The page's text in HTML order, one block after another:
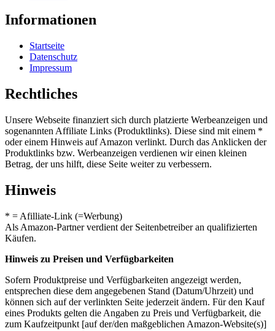
Informationen
Startseite
Datenschutz
Impressum
Rechtliches
Unsere Webseite finanziert sich durch platzierte Werbeanzeigen und
sogenannten Affiliate Links (Produktlinks). Diese sind mit einem *
oder einem Hinweis auf Amazon verlinkt. Durch das Anklicken der
Produktlinks bzw. Werbeanzeigen verdienen wir einen kleinen
Betrag, der uns hilft, diese Seite weiter zu verbessern.
Hinweis
* = Afilliate-Link (=Werbung)
Als Amazon-Partner verdient der Seitenbetreiber an qualifizierten
Käufen.
Hinweis zu Preisen und Verfügbarkeiten
Sofern Produktpreise und Verfügbarkeiten angezeigt werden,
entsprechen diese dem angegebenen Stand (Datum/Uhrzeit) und
können sich auf der verlinkten Seite jederzeit ändern. Für den Kauf
eines Produkts gelten die Angaben zu Preis und Verfügbarkeit, die
zum Kaufzeitpunkt [auf der/den maßgeblichen Amazon-Website(s)]